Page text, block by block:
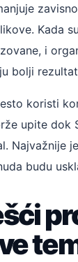
Kada
i
bolji
koristi
upite dok
Najvažnije
budu